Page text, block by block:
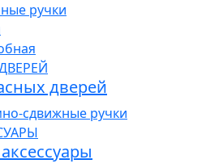
ручки
дверей
сдвижные ручки